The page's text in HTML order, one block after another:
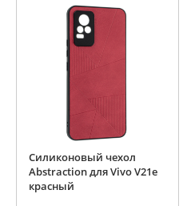
Силиконовый чехол
Abstraction для Vivo V21e
красный